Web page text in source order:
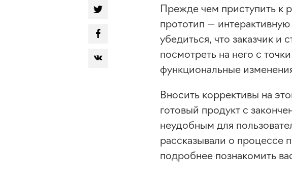
Прежде чем приступить к
прототип —
убедиться, что заказчик и
посмотреть на него с
функциональные
Вносить коррективы на
готовый продукт с
неудобным для
рассказывали о процессе
подробнее познакомить